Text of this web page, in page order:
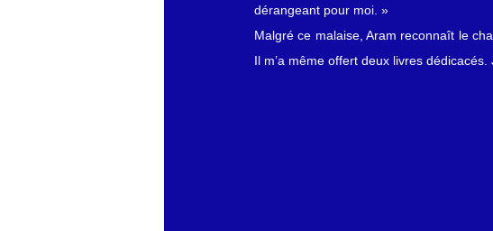
dérangeant pour moi. »
Malgré ce malaise, Aram reconnaît le
Il m’a même offert deux livres